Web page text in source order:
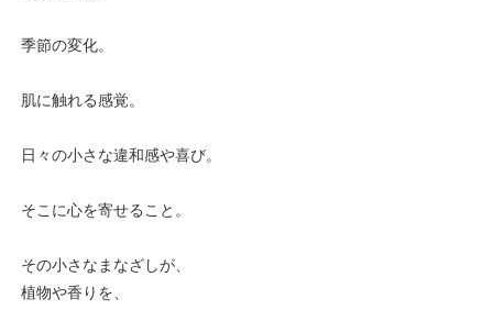
季節の変化。
肌に触れる感覚。
日々の小さな違和感や喜び。
そこに心を寄せること。
その小さなまなざしが、
植物や香りを、